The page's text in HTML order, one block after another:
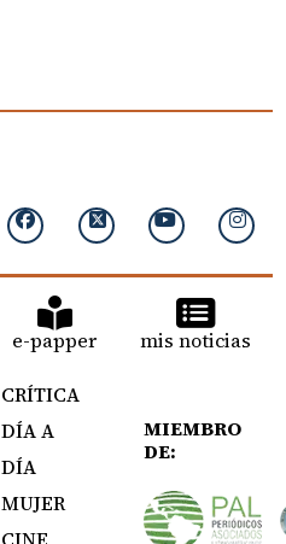
e-papper mis noticias
CRÍTICA
DÍA A
DÍA
MUJER
MIEMBRO
DE: